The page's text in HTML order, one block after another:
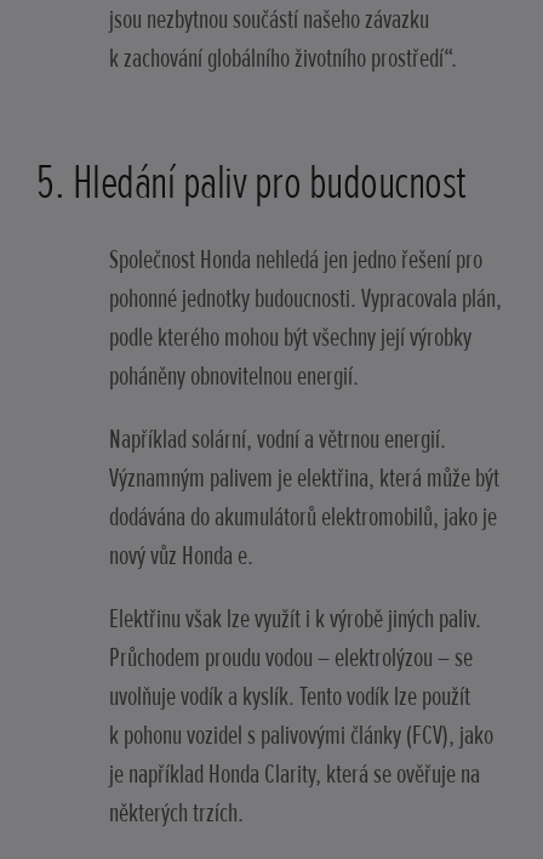
jsou nezbytnou součástí našeho závazku
k zachování globálního životního prostředí“.
5. Hledání paliv pro budoucnost
Společnost Honda nehledá jen jedno řešení pro
pohonné jednotky budoucnosti. Vypracovala plán,
podle kterého mohou být všechny její výrobky
poháněny obnovitelnou energií.
Například solární, vodní a větrnou energií.
Významným palivem je elektřina, která může být
dodávána do akumulátorů elektromobilů, jako je
nový vůz Honda e.
Elektřinu však lze využít i k výrobě jiných paliv.
Průchodem proudu vodou – elektrolýzou – se
uvolňuje vodík a kyslík. Tento vodík lze použít
k pohonu vozidel s palivovými články (FCV), jako
je například Honda Clarity, která se ověřuje na
některých trzích.